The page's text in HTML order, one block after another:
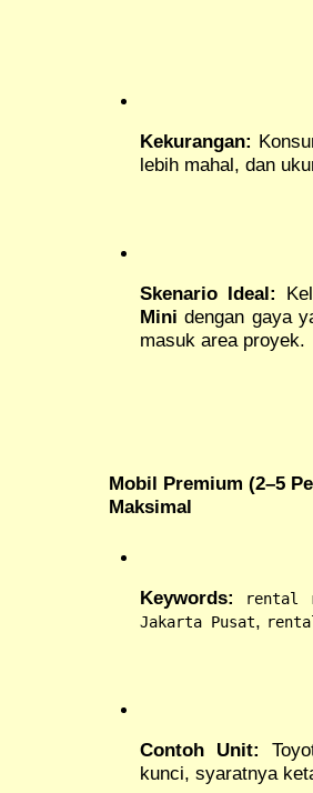
Kekurangan:
lebih mahal, dan
Skenario Ideal:
Mini dengan gaya
masuk area proyek.
Mobil Premium (2–5
Maksimal
Keywords:
rental
Jakarta Pusat,
Contoh Unit:
kunci, syaratnya